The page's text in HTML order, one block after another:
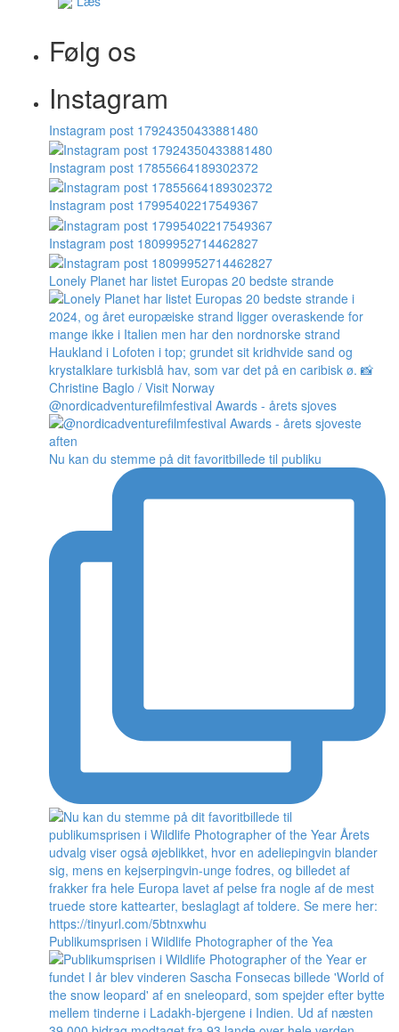
Følg os
Instagram
Instagram post 17924350433881480
Instagram post 17855664189302372
Instagram post 17995402217549367
Instagram post 18099952714462827
Lonely Planet har listet Europas 20 bedste strande
@nordicadventurefilmfestival Awards - årets sjoves
Nu kan du stemme på dit favoritbillede til publiku
Publikumsprisen i Wildlife Photographer of the Yea